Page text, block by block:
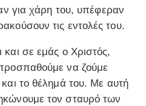
για χάρη του, υπέφεραν
τις εντολές του.
σε εμάς ο Χριστός,
να ζούμε
το θέλημά του. Με αυτή
τον σταυρό των